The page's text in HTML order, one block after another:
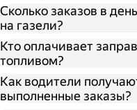
Сколько заказов в
на газели?
Кто оплачивает
топливом?
Как водители
выполненные заказы?